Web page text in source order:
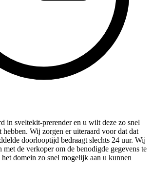
in sveltekit-prerender en u wilt deze zo snel
Wij zorgen er uiteraard voor dat dat
doorlooptijd bedraagt slechts 24 uur. Wij
met de verkoper om de benodigde gegevens te
domein zo snel mogelijk aan u kunnen